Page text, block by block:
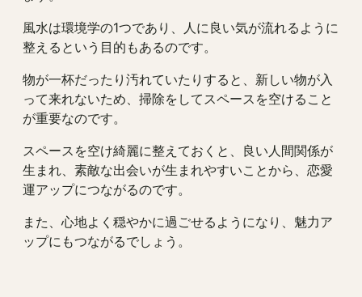
風水は環境学の1つであり、人に良い気が流れるように
整えるという目的もあるのです。
物が一杯だったり汚れていたりすると、新しい物が入
って来れないため、掃除をしてスペースを空けること
が重要なのです。
スペースを空け綺麗に整えておくと、良い人間関係が
生まれ、素敵な出会いが生まれやすいことから、恋愛
運アップにつながるのです。
また、心地よく穏やかに過ごせるようになり、魅力ア
ップにもつながるでしょう。